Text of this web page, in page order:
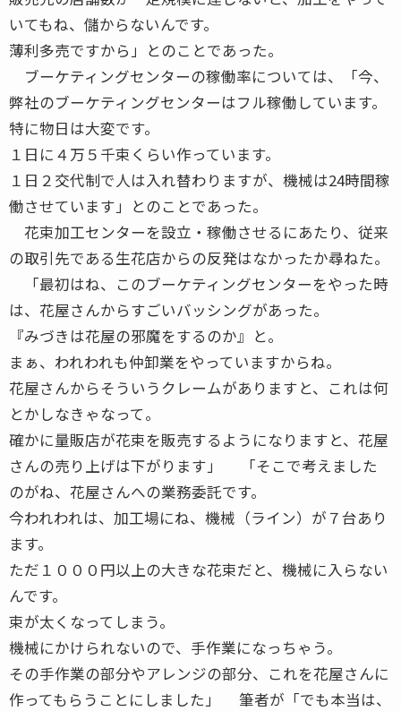
いてもね、儲からないんです。
薄利多売ですから」とのことであった。
ブーケティングセンターの稼働率については、「今、
弊社のブーケティングセンターはフル稼働しています。
特に物日は大変です。
１日に４万５千束くらい作っています。
１日２交代制で人は入れ替わりますが、機械は24時間稼
働させています」とのことであった。
花束加工センターを設立・稼働させるにあたり、従来
の取引先である生花店からの反発はなかったか尋ねた。
「最初はね、このブーケティングセンターをやった時
は、花屋さんからすごいバッシングがあった。
『みづきは花屋の邪魔をするのか』と。
まぁ、われわれも仲卸業をやっていますからね。
花屋さんからそういうクレームがありますと、これは何
とかしなきゃなって。
確かに量販店が花束を販売するようになりますと、花屋
さんの売り上げは下がります」 「そこで考えました
のがね、花屋さんへの業務委託です。
今われわれは、加工場にね、機械（ライン）が７台あり
ます。
ただ１０００円以上の大きな花束だと、機械に入らない
んです。
束が太くなってしまう。
機械にかけられないので、手作業になっちゃう。
その手作業の部分やアレンジの部分、これを花屋さんに
作ってもらうことにしました」 筆者が「でも本当は、